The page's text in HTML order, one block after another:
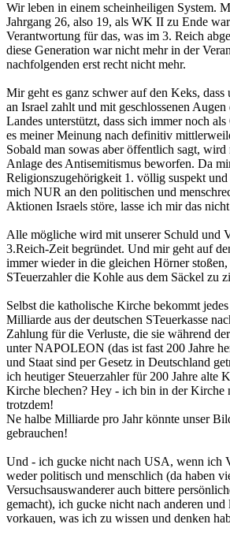
Wir leben in einem scheinheiligen System.
Jahrgang 26, also 19, als WK II zu Ende
Verantwortung für das, was im 3. Reich
diese Generation war nicht mehr in der
nachfolgenden erst recht nicht mehr.
Mir geht es ganz schwer auf den Keks, dass
an Israel zahlt und mit geschlossenen
Landes unterstützt, dass sich immer noch
es meiner Meinung nach definitiv
Sobald man sowas aber öffentlich sagt,
Anlage des Antisemitismus beworfen. Da
Religionszugehörigkeit 1. völlig suspekt
mich NUR an den politischen und
Aktionen Israels störe, lasse ich mir das
Alle mögliche wird mit unserer Schuld und
3.Reich-Zeit begründet. Und mir geht auf
immer wieder in die gleichen Hörner
STeuerzahler die Kohle aus dem Säckel zu
Selbst die katholische Kirche bekommt
Milliarde aus der deutschen STeuerkasse
Zahlung für die Verluste, die sie während
unter NAPOLEON (das ist fast 200 Jahre
und Staat sind per Gesetz in Deutschland
ich heutiger Steuerzahler für 200 Jahre alte
Kirche blechen? Hey - ich bin in der Kirche
trotzdem!
Ne halbe Milliarde pro Jahr könnte unser
gebrauchen!
Und - ich gucke nicht nach USA, wenn ich
weder politisch und menschlich (da haben
Versuchsauswanderer auch bittere
gemacht), ich gucke nicht nach anderen und
vorkauen, was ich zu wissen und denken